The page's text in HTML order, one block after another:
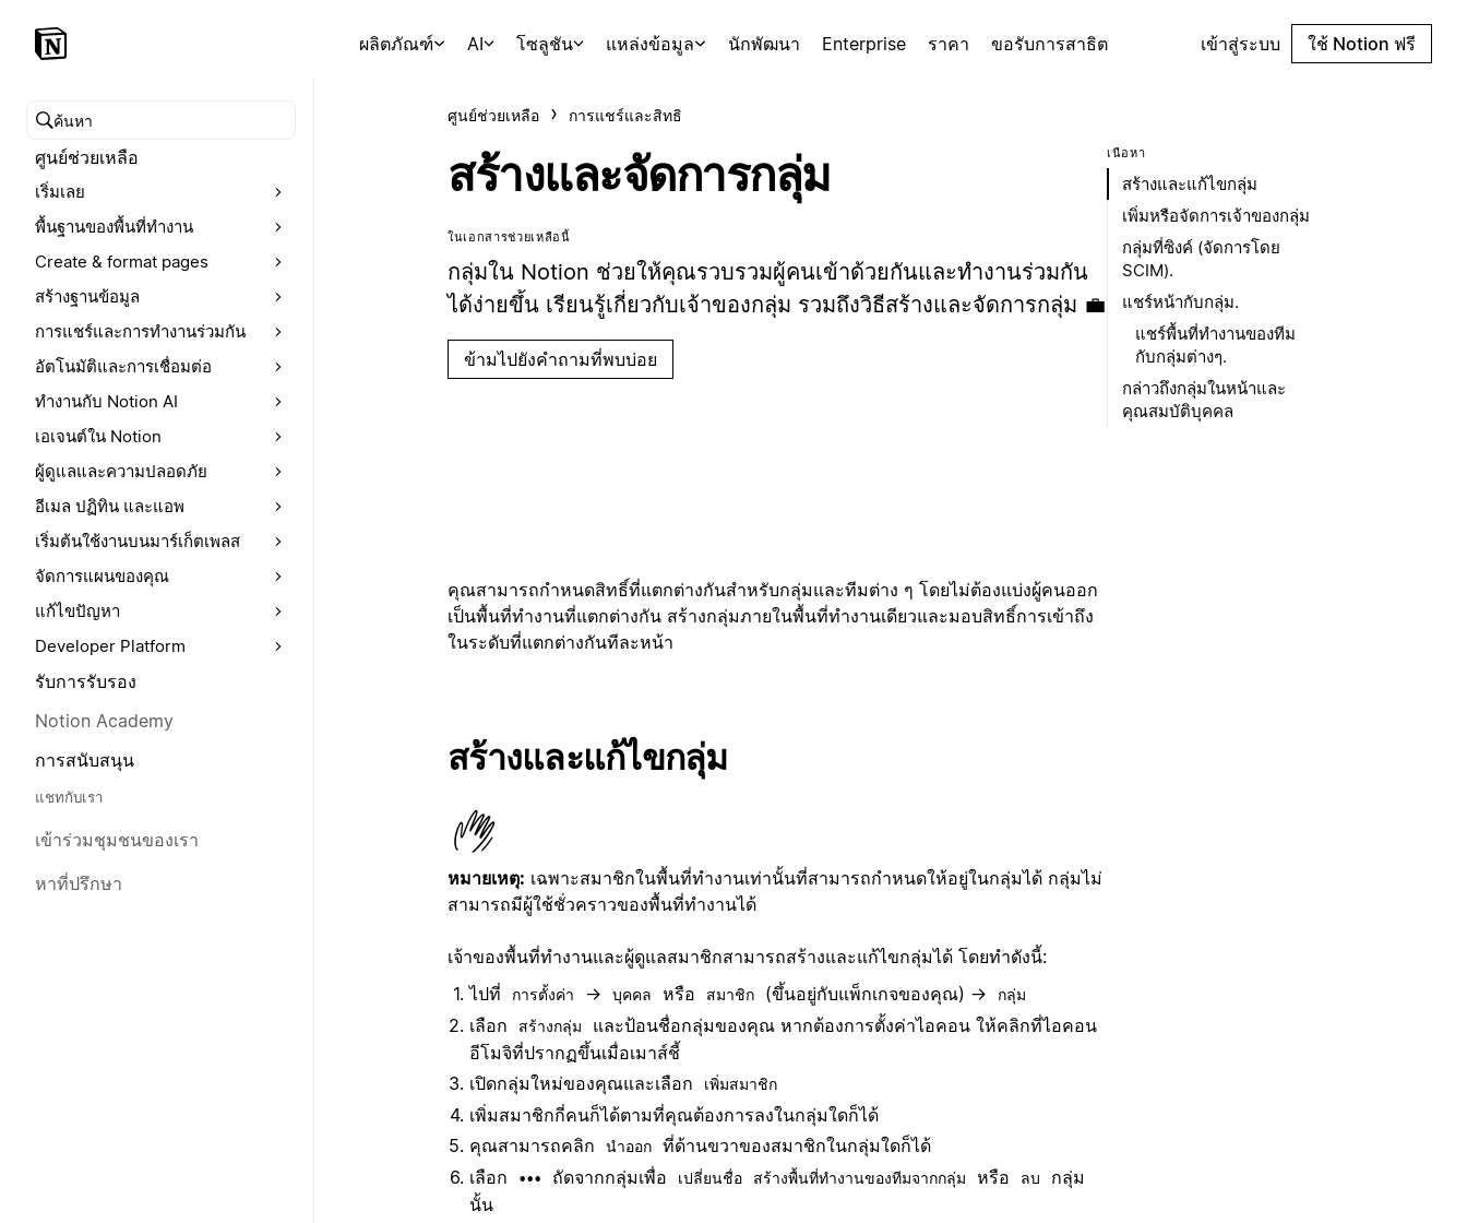
ผลิตภัณฑ์ AI โซลูชัน แหล่งข้อมูล นักพัฒนา Enterprise ราคา ขอรับการสาธิต เข้าสู่ระบบ ใช้ Notion ฟรี
ค้นหาศูนย์ช่วยเหลือ
ศูนย์ช่วยเหลือ
เริ่มเลย
พื้นฐานของพื้นที่ทำงาน
Create & format pages
สร้างฐานข้อมูล
การแชร์และการทำงานร่วมกัน
อัตโนมัติและการเชื่อมต่อ
ทำงานกับ Notion AI
เอเจนต์ใน Notion
ผู้ดูแลและความปลอดภัย
อีเมล ปฏิทิน และแอพ
เริ่มต้นใช้งานบนมาร์เก็ตเพลส
จัดการแผนของคุณ
แก้ไขปัญหา
Developer Platform
รับการรับรอง
Notion Academy
การสนับสนุน
แชทกับเรา
เข้าร่วมชุมชนของเรา
หาที่ปรึกษา
ศูนย์ช่วยเหลือ การแชร์และสิทธิ
สร้างและจัดการกลุ่ม
ในเอกสารช่วยเหลือนี้
กลุ่มใน Notion ช่วยให้คุณรวบรวมผู้คนเข้าด้วยกันและทำงานร่วมกัน
ได้ง่ายขึ้น เรียนรู้เกี่ยวกับเจ้าของกลุ่ม รวมถึงวิธีสร้างและจัดการกลุ่ม 💼
ข้ามไปยังคำถามที่พบบ่อย
คุณสามารถกำหนดสิทธิ์ที่แตกต่างกันสำหรับกลุ่มและทีมต่าง ๆ โดยไม่ต้องแบ่งผู้คนออก
เป็นพื้นที่ทำงานที่แตกต่างกัน สร้างกลุ่มภายในพื้นที่ทำงานเดียวและมอบสิทธิ์การเข้าถึง
ในระดับที่แตกต่างกันทีละหน้า
สร้างและแก้ไขกลุ่ม
หมายเหตุ: เฉพาะสมาชิกในพื้นที่ทำงานเท่านั้นที่สามารถกำหนดให้อยู่ในกลุ่มได้ กลุ่มไม่
สามารถมีผู้ใช้ชั่วคราวของพื้นที่ทำงานได้
เจ้าของพื้นที่ทำงานและผู้ดูแลสมาชิกสามารถสร้างและแก้ไขกลุ่มได้ โดยทำดังนี้:
ไปที่
การตั้งค่า → บุคคล หรือ สมาชิก (ขึ้นอยู่กับแพ็กเกจของคุณ) → กลุ่ม
เลือก สร้างกลุ่ม
และป้อนชื่อกลุ่มของคุณ หากต้องการตั้งค่าไอคอน ให้คลิกที่ไอคอน
อีโมจิที่ปรากฏขึ้นเมื่อเมาส์ชี้
เปิดกลุ่มใหม่ของคุณและเลือก
เพิ่มสมาชิก
เพิ่มสมาชิกกี่คนก็ได้ตามที่คุณต้องการลงในกลุ่มใดก็ได้
คุณสามารถคลิก
นำออก ที่ด้านขวาของสมาชิกในกลุ่มใดก็ได้
เลือก
••• ถัดจากกลุ่มเพื่อ เปลี่ยนชื่อ สร้างพื้นที่ทำงานของทีมจากกลุ่ม หรือ ลบ
กลุ่ม
นั้น
เนื้อหา
สร้างและแก้ไขกลุ่ม
เพิ่มหรือจัดการเจ้าของกลุ่ม
กลุ่มที่ซิงค์ (จัดการโดย
SCIM).
แชร์หน้ากับกลุ่ม.
แชร์พื้นที่ทำงานของทีม
กับกลุ่มต่างๆ.
กล่าวถึงกลุ่มในหน้าและ
คุณสมบัติบุคคล